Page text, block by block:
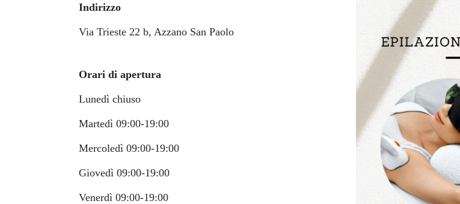
Indirizzo
Via Trieste 22 b, Azzano San Paolo
Orari di apertura
Lunedì chiuso
Martedì 09:00-19:00
Mercoledì 09:00-19:00
Giovedì 09:00-19:00
Venerdì 09:00-19:00